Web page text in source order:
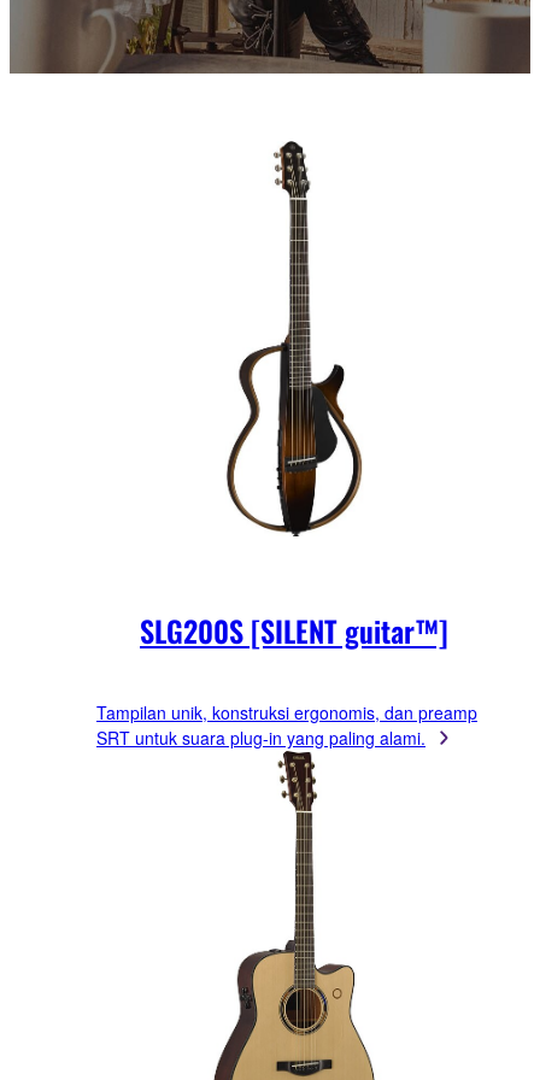
SLG200S [SILENT guitar™]
Tampilan unik, konstruksi ergonomis, dan preamp
SRT untuk suara plug-in yang paling alami.